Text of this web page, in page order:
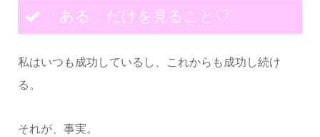
「ある」だけを見ること♡
私はいつも成功しているし、これからも成功し続け
る。
それが、事実。